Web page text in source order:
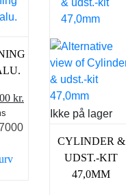
kr..
kr.
aktuelle
20,00 kr..
Ikke på lager
CYLINDER &
UDST.-KIT
47,0MM